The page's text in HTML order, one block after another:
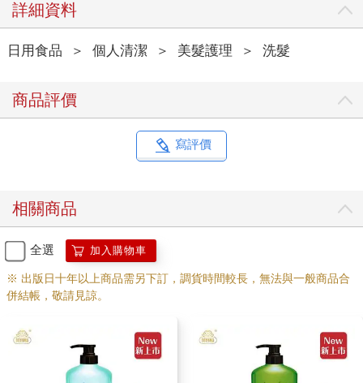
詳細資料
日用食品 ＞ 個人清潔 ＞ 美髮護理 ＞ 洗髮
商品評價
寫評價
相關商品
全選 加入購物車
※ 出版日十年以上商品需另下訂，調貨時間較長，無法與一般商品合
併結帳，敬請見諒。